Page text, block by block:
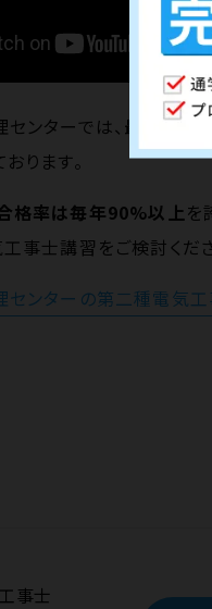
ンターでは、 最短かつ
ります。
格率は毎年90%以上を
事士講習をご検討くだ
センターの第二種電気
事士